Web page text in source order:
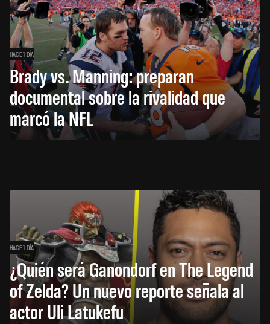
HACE 1 DÍA
Brady vs. Manning: preparan
documental sobre la rivalidad que
marcó la NFL
HACE 1 DÍA
¿Quién será Ganondorf en The Legend
of Zelda? Un nuevo reporte señala al
actor Uli Latukefu